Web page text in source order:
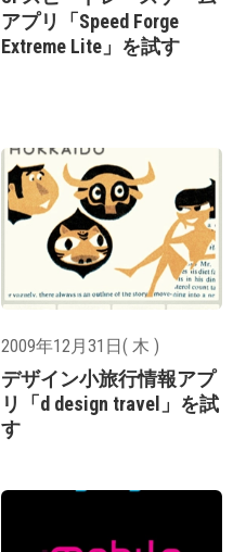
アプリ「Speed Forge
Extreme Lite」を試す
2009年12月31日( 木 )
デザイン小旅行情報アプ
リ「d design travel」を試
す